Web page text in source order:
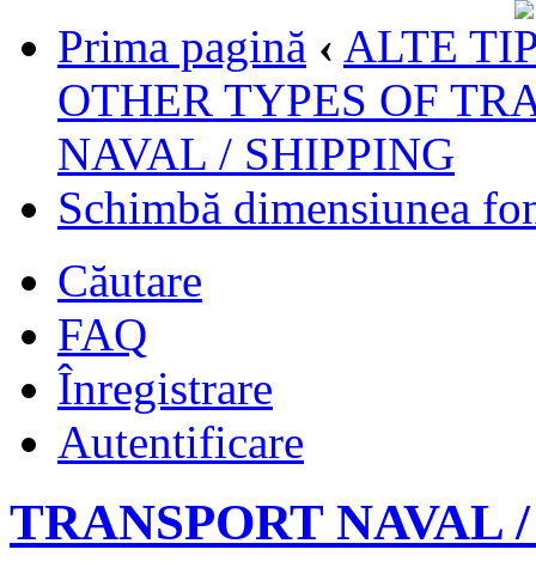
Prima pagină ‹ ALTE
OTHER TYPES OF
NAVAL / SHIPPING
Schimbă dimensiunea
Căutare
FAQ
Înregistrare
Autentificare
TRANSPORT NAVAL